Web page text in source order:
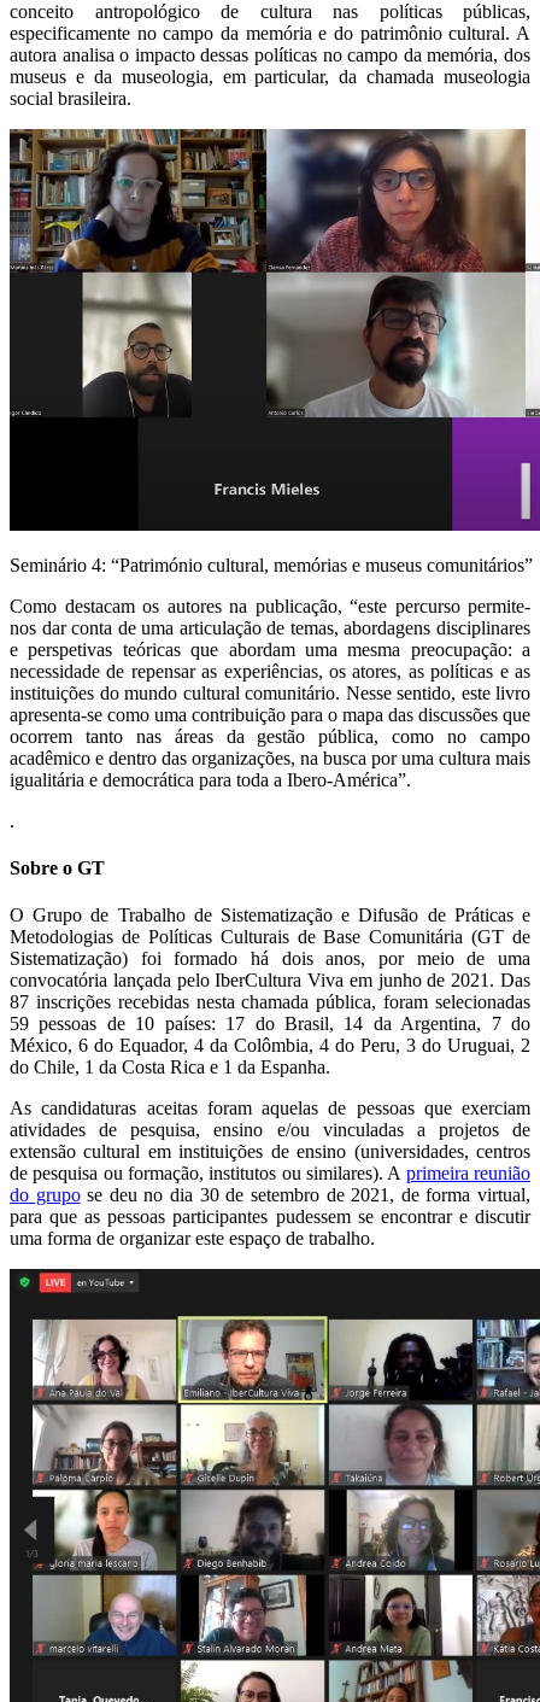
conceito antropológico de cultura nas políticas públicas,
especificamente no campo da memória e do patrimônio cultural. A
autora analisa o impacto dessas políticas no campo da memória, dos
museus e da museologia, em particular, da chamada museologia
social brasileira.
Seminário 4: “Património cultural, memórias e museus comunitários”
Como destacam os autores na publicação, “este percurso permite-
nos dar conta de uma articulação de temas, abordagens disciplinares
e perspetivas teóricas que abordam uma mesma preocupação: a
necessidade de repensar as experiências, os atores, as políticas e as
instituições do mundo cultural comunitário. Nesse sentido, este livro
apresenta-se como uma contribuição para o mapa das discussões que
ocorrem tanto nas áreas da gestão pública, como no campo
acadêmico e dentro das organizações, na busca por uma cultura mais
igualitária e democrática para toda a Ibero-América”.
.
Sobre o GT
O Grupo de Trabalho de Sistematização e Difusão de Práticas e
Metodologias de Políticas Culturais de Base Comunitária (GT de
Sistematização) foi formado há dois anos, por meio de uma
convocatória lançada pelo IberCultura Viva em junho de 2021. Das
87 inscrições recebidas nesta chamada pública, foram selecionadas
59 pessoas de 10 países: 17 do Brasil, 14 da Argentina, 7 do
México, 6 do Equador, 4 da Colômbia, 4 do Peru, 3 do Uruguai, 2
do Chile, 1 da Costa Rica e 1 da Espanha.
As candidaturas aceitas foram aquelas de pessoas que exerciam
atividades de pesquisa, ensino e/ou vinculadas a projetos de
extensão cultural em instituições de ensino (universidades, centros
de pesquisa ou formação, institutos ou similares). A primeira reunião
do grupose deu no dia 30 de setembro de 2021, de forma virtual,
para que as pessoas participantes pudessem se encontrar e discutir
uma forma de organizar este espaço de trabalho.